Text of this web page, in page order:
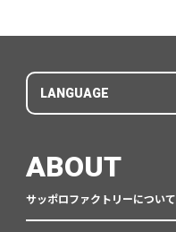
LANGUAGE
ABOUT
サッポロファクトリーについて